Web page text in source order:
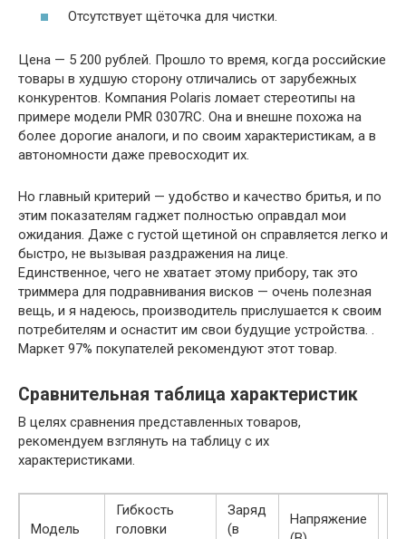
Отсутствует щёточка для чистки.
Цена — 5 200 рублей. Прошло то время, когда российские
товары в худшую сторону отличались от зарубежных
конкурентов. Компания Polaris ломает стереотипы на
примере модели PMR 0307RC. Она и внешне похожа на
более дорогие аналоги, и по своим характеристикам, а в
автономности даже превосходит их.
Но главный критерий — удобство и качество бритья, и по
этим показателям гаджет полностью оправдал мои
ожидания. Даже с густой щетиной он справляется легко и
быстро, не вызывая раздражения на лице.
Единственное, чего не хватает этому прибору, так это
триммера для подравнивания висков — очень полезная
вещь, и я надеюсь, производитель прислушается к своим
потребителям и оснастит им свои будущие устройства. .
Маркет 97% покупателей рекомендуют этот товар.
Сравнительная таблица характеристик
В целях сравнения представленных товаров,
рекомендуем взглянуть на таблицу с их
характеристиками.
Модель
Гибкость
головки
Заряд
(в
Напряжение